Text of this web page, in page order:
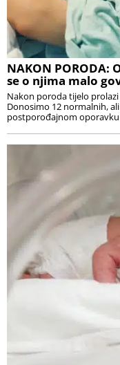
NAKON
se o njima malo
Nakon poroda tijelo
Donosimo 12 normalnih,
postporođajnom